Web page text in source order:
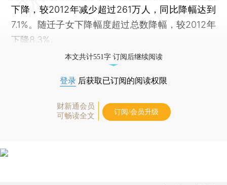
下降，较2012年减少超过261万人，同比降幅达到
7.1%。随迁子女下降幅度超过总数降幅，较2012年
下降8.3%。
本文共计551字 订阅后继续阅读
登录 后获取已订阅的阅读权限
财新通会员
可畅读全文
订阅/会员升级